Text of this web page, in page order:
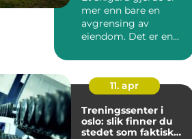
mer enn bare en
avgrensing av
eiendom. Det er en
byggeskikk, et sp...
11. apr
Treningssenter i
oslo: slik finner du
stedet som faktisk